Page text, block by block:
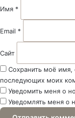
й
Имя *
Email *
Сайт
Сохранить моё имя,
последующих моих
Уведомить меня о
Уведомлять меня о